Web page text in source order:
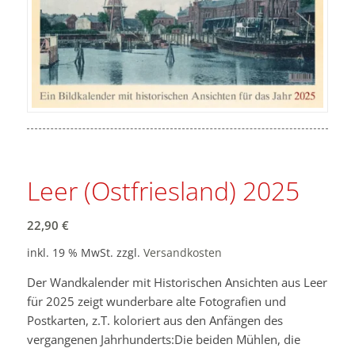
Leer (Ostfriesland) 2025
22,90 €
inkl. 19 % MwSt. zzgl. Versandkosten
Der Wandkalender mit Historischen Ansichten aus Leer
für 2025 zeigt wunderbare alte Fotografien und
Postkarten, z.T. koloriert aus den Anfängen des
vergangenen Jahrhunderts:Die beiden Mühlen, die